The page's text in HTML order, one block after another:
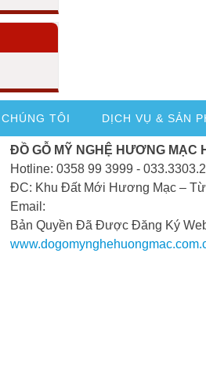
TÔI DỊCH VỤ & SẢN
ĐỒ GỖ MỸ NGHỆ HƯƠNG MẠC
Hotline: 0358 99 3999 -
ĐC: Khu Đất Mới Hương Mạc –
Email:
Bản Quyền Đã Được Đăng Ký